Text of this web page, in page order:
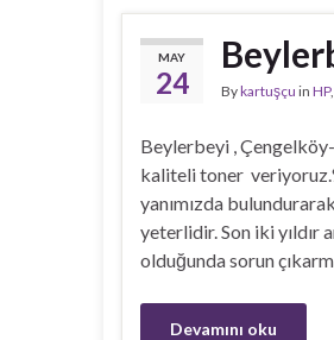
MAY
24 Bykartuşçu in HP,
Beylerbeyi ,
kaliteli toner
yanımızda
yeterlidir. Son iki yıldır
olduğunda sorun
Devamını oku